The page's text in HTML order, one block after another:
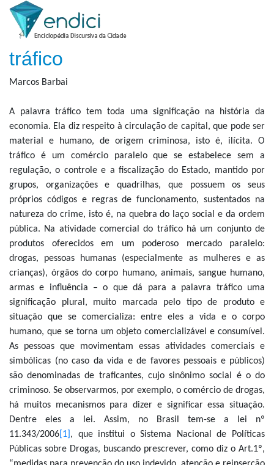
tráfico
Marcos Barbai
A palavra tráfico tem toda uma significação na história da
economia. Ela diz respeito à circulação de capital, que pode ser
material e humano, de origem criminosa, isto é, ilícita. O
tráfico é um comércio paralelo que se estabelece sem a
regulação, o controle e a fiscalização do Estado, mantido por
grupos, organizações e quadrilhas, que possuem os seus
próprios códigos e regras de funcionamento, sustentados na
natureza do crime, isto é, na quebra do laço social e da ordem
pública. Na atividade comercial do tráfico há um conjunto de
produtos oferecidos em um poderoso mercado paralelo:
drogas, pessoas humanas (especialmente as mulheres e as
crianças), órgãos do corpo humano, animais, sangue humano,
armas e influência – o que dá para a palavra tráfico uma
significação plural, muito marcada pelo tipo de produto e
situação que se comercializa: entre eles a vida e o corpo
humano, que se torna um objeto comercializável e consumível.
As pessoas que movimentam essas atividades comerciais e
simbólicas (no caso da vida e de favores pessoais e públicos)
são denominadas de traficantes, cujo sinônimo social é o do
criminoso. Se observarmos, por exemplo, o comércio de drogas,
há muitos mecanismos para dizer e significar essa situação.
Dentre eles a lei. Assim, no Brasil tem-se a lei nº
11.343/2006 [1] , que institui o Sistema Nacional de Políticas
Públicas sobre Drogas, buscando prescrever, como diz o Art.1º,